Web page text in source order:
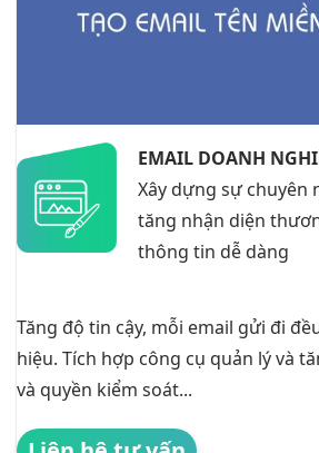
EMAIL DOANH
Xây dựng sự chuyên
tăng nhận diện
thông tin dễ dàng
Tăng độ tin cậy, mỗi email gửi đi
hiệu. Tích hợp công cụ quản lý và
và quyền kiểm soát...